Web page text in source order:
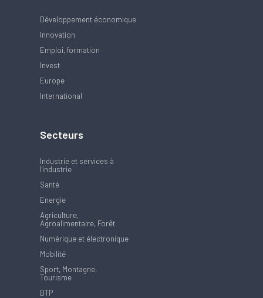
Développement économique
Innovation
Emploi, formation
Invest
Europe
International
Secteurs
Industrie et services à
l'industrie
Santé
Energie
Agriculture,
Agroalimentaire, Forêt
Numérique et électronique
Mobilité
Sport, Montagne,
Tourisme
BTP